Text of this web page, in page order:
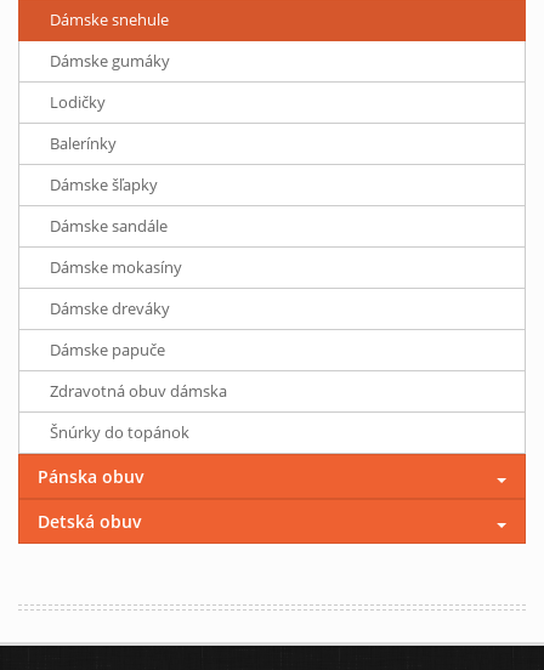
Dámske snehule
Dámske gumáky
Lodičky
Balerínky
Dámske šľapky
Dámske sandále
Dámske mokasíny
Dámske dreváky
Dámske papuče
Zdravotná obuv dámska
Šnúrky do topánok
Pánska obuv
Detská obuv